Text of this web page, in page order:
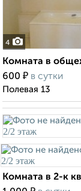
4
Комната в
600 ₽ в сутки
Полевая 13
Комната в 2-к